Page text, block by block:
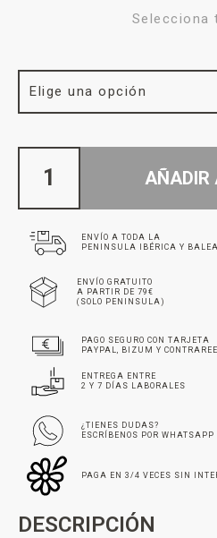
Selecciona
AÑADIR
ENVÍO A TODA LA
PENINSULA IBÉRICA Y
ENVÍO GRATUITO
A PARTIR DE 79€
(SOLO PENINSULA)
PAGO SEGURO CON TARJETA
PAYPAL, BIZUM Y
ENTREGA ENTRE
2 Y 7 DÍAS LABORALES
¿TIENES DUDAS?
ESCRÍBENOS POR WHATSAPP
PAGA EN 3/4 VECES SIN
DESCRIPCIÓN